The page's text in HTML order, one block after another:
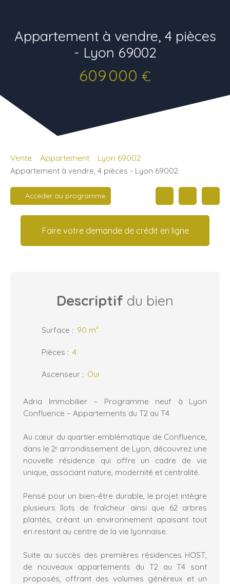
Appartement à vendre, 4 pièces
- Lyon 69002
609 000 €
Vente Appartement
Lyon 69002
Appartement à vendre, 4 pièces - Lyon 69002
Accéder au programme
Faire votre demande de crédit en ligne
Descriptif du bien
Surface : 90 m²
Pièces : 4
Ascenseur : Oui
Adria Immobilier – Programme neuf à Lyon
Confluence – Appartements du T2 au T4
Au cœur du quartier emblématique de Confluence,
dans le 2ᵉ arrondissement de Lyon, découvrez une
nouvelle résidence qui offre un cadre de vie
unique, associant nature, modernité et centralité.
Pensé pour un bien-être durable, le projet intègre
plusieurs îlots de fraîcheur ainsi que 62 arbres
plantés, créant un environnement apaisant tout
en restant au centre de la vie lyonnaise.
Suite au succès des premières résidences HOST,
de nouveaux appartements du T2 au T4 sont
proposés, offrant des volumes généreux et un